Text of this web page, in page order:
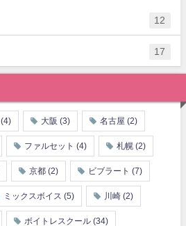
12
17
(4) 大阪 (3) 名古屋 (2)
ファルセット (4) 札幌 (2)
京都 (2) ビブラート (7)
ミックスボイス (5) 川崎 (2)
ボイトレスクール (34)